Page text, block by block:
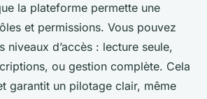
la plateforme permette une
et permissions. Vous pouvez
niveaux d’accès : lecture seule,
ou gestion complète. Cela
garantit un pilotage clair, même